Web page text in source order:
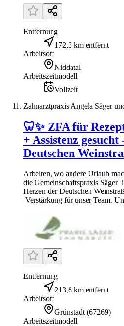
Entfernung
172,3 km entfernt
Arbeitsort
Niddatal
Arbeitszeitmodell
Vollzeit
Zahnarztpraxis Angela Säger
🦷✨ ZFA für
+ Assistenz
Deutschen
Arbeiten, wo andere Urlaub
die Gemeinschaftspraxis Säger
Herzen der Deutschen
Verstärkung für unser Team.
Entfernung
213,6 km entfernt
Arbeitsort
Grünstadt (67269)
Arbeitszeitmodell